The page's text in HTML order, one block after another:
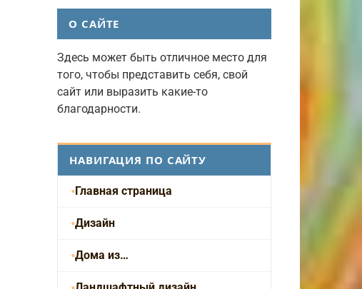
О САЙТЕ
Здесь может быть отличное место для
того, чтобы представить себя, свой
сайт или выразить какие-то
благодарности.
НАВИГАЦИЯ ПО САЙТУ
Главная страница
Дизайн
Дома из…